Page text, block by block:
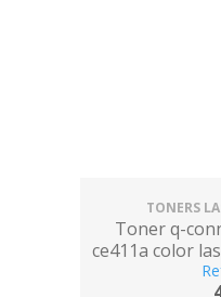
TONERS
Toner q-
ce411a color
451dw /